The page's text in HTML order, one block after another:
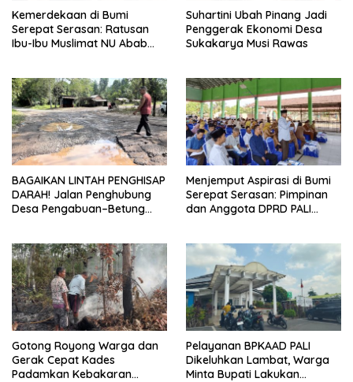
Kemerdekaan di Bumi
Serepat Serasan: Ratusan
Ibu-Ibu Muslimat NU Abab
Indonesia
Suhartini Ubah Pinang Jadi
Penggerak Ekonomi Desa
Sukakarya Musi Rawas
BAGAIKAN LINTAH PENGHISAP
DARAH! Jalan Penghubung
Desa Pengabuan–Betung
Kerok
Menjemput Aspirasi di Bumi
Serepat Serasan: Pimpinan
dan Anggota DPRD PALI
Melalui Reses Ke-2 Tahun
2026
Gotong Royong Warga dan
Gerak Cepat Kades
Padamkan Kebakaran
Pelayanan BPKAAD PALI
Dikeluhkan Lambat, Warga
Minta Bupati Lakukan